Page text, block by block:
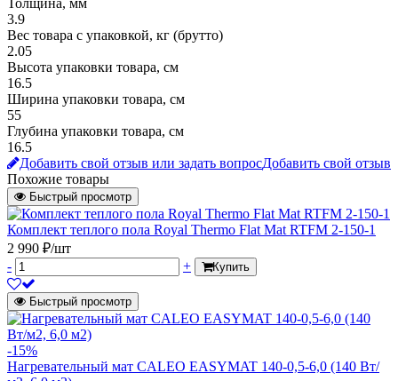
Толщина, мм
3.9
Вес товара с упаковкой, кг (брутто)
2.05
Высота упаковки товара, см
16.5
Ширина упаковки товара, см
55
Глубина упаковки товара, см
16.5
Добавить свой отзыв или задать вопросДобавить свой отзыв
Похожие товары
Быстрый просмотр
Комплект теплого пола Royal Thermo Flat Mat RTFM 2-150-1
2 990 ₽/шт
-
+ Купить
Быстрый просмотр
-15%
Нагревательный мат CALEO EASYMAT 140-0,5-6,0 (140 Вт/